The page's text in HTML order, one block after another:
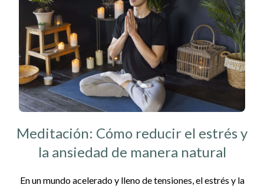
Meditación: Cómo reducir el estrés y
la ansiedad de manera natural
En un mundo acelerado y lleno de tensiones, el estrés y la